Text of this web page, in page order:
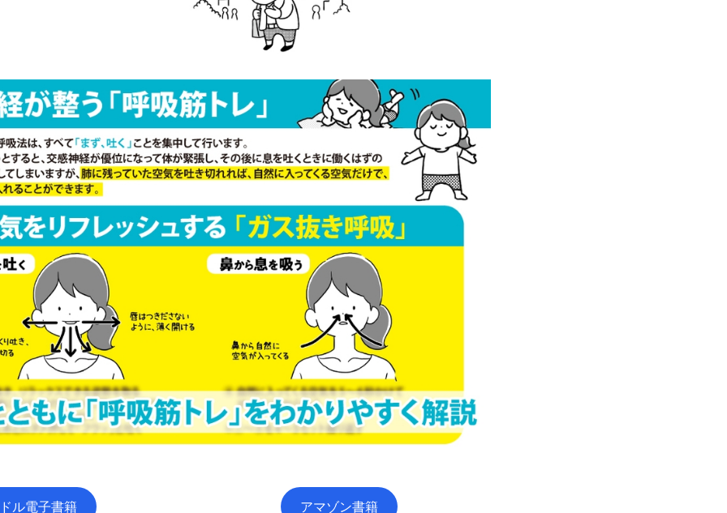
ル電子書籍 アマゾン書籍